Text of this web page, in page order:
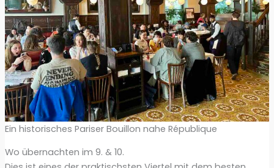
Ein historisches Pariser Bouillon nahe République
Wo übernachten im 9. & 10.